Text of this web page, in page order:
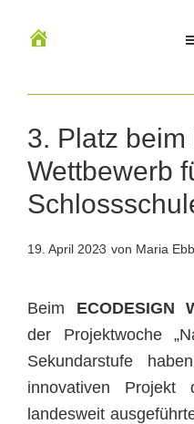
3. Platz beim
Wettbewerb
19. April 2023 von Maria
Beim ECODESIGN
der Projektwoche
Sekundarstufe
innovativen
landesweit